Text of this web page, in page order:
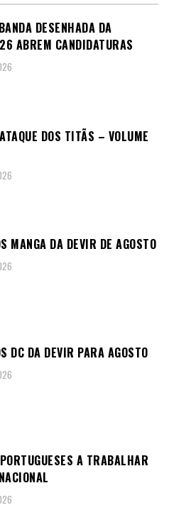
DESENHADA DA
ABREM CANDIDATURAS
DOS TITÃS – VOLUME
MANGA DA DEVIR DE AGOSTO
DC DA DEVIR PARA AGOSTO
A TRABALHAR